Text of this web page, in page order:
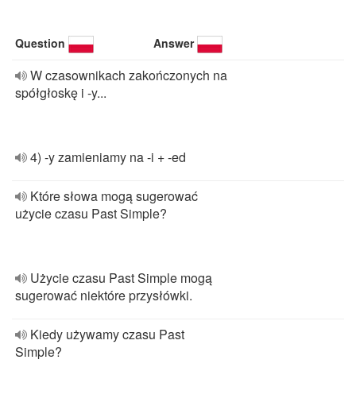
Question Answer
W czasownikach zakończonych na
spółgłoskę i -y...
4) -y zamieniamy na -i + -ed
Które słowa mogą sugerować
użycie czasu Past Simple?
Użycie czasu Past Simple mogą
sugerować niektóre przysłówki.
Kiedy używamy czasu Past
Simple?